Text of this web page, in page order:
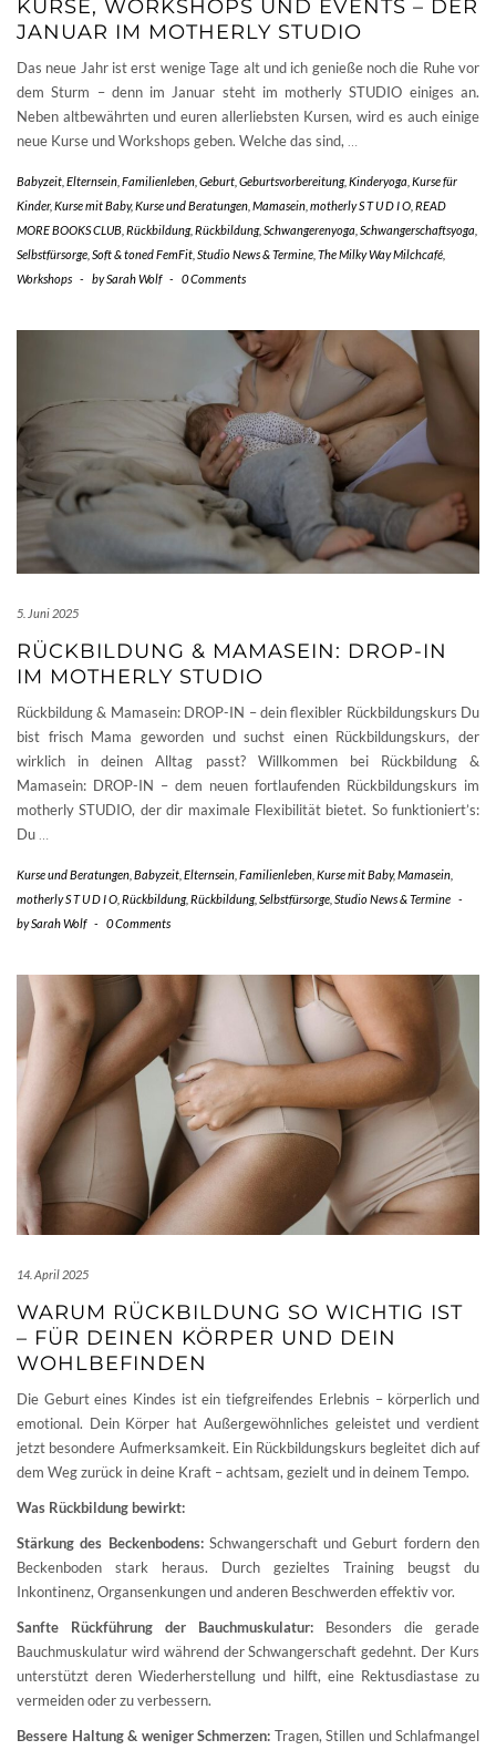
KURSE, WORKSHOPS UND EVENTS – DER
JANUAR IM MOTHERLY STUDIO
Das neue Jahr ist erst wenige Tage alt und ich genieße noch die Ruhe vor
dem Sturm – denn im Januar steht im motherly STUDIO einiges an.
Neben altbewährten und euren allerliebsten Kursen, wird es auch einige
neue Kurse und Workshops geben. Welche das sind,
Babyzeit Elternsein Familienleben Geburt Geburtsvorbereitung, Kinderyoga Kurse für
Kinder, Kurse mit Baby,Kurse und Beratungen Mamasein motherly S T U D I O READ
MORE BOOKS CLUB Rückbildung, Rückbildung, Schwangerenyoga Schwangerschaftsyoga
Selbstfürsorge Soft & toned FemFit Studio News & Termine The Milky Way Milchcafé
Workshops - bySarah Wolf - 0 Comments
5. Juni 2025
RÜCKBILDUNG & MAMASEIN: DROP-IN
IM MOTHERLY STUDIO
Rückbildung & Mamasein: DROP-IN – dein flexibler Rückbildungskurs Du
bist frisch Mama geworden und suchst einen Rückbildungskurs, der
wirklich in deinen Alltag passt? Willkommen bei Rückbildung &
Mamasein: DROP-IN – dem neuen fortlaufenden Rückbildungskurs im
motherly STUDIO, der dir maximale Flexibilität bietet. So funktioniert’s:
Du
Kurse und Beratungen Babyzeit Elternsein Familienleben Kurse mit Baby,Mamasein
motherly S T U D I O Rückbildung, Rückbildung, Selbstfürsorge Studio News & Termine -
bySarah Wolf - 0 Comments
14. April 2025
WARUM RÜCKBILDUNG SO WICHTIG IST
– FÜR DEINEN KÖRPER UND DEIN
WOHLBEFINDEN
Die Geburt eines Kindes ist ein tiefgreifendes Erlebnis – körperlich und
emotional. Dein Körper hat Außergewöhnliches geleistet und verdient
jetzt besondere Aufmerksamkeit. Ein Rückbildungskurs begleitet dich auf
dem Weg zurück in deine Kraft – achtsam, gezielt und in deinem Tempo.
Was Rückbildung bewirkt:
Stärkung des Beckenbodens:Schwangerschaft und Geburt fordern den
Beckenboden stark heraus. Durch gezieltes Training beugst du
Inkontinenz, Organsenkungen und anderen Beschwerden effektiv vor.
Sanfte Rückführung der Bauchmuskulatur: Besonders die gerade
Bauchmuskulatur wird während der Schwangerschaft gedehnt. Der Kurs
unterstützt deren Wiederherstellung und hilft, eine Rektusdiastase zu
vermeiden oder zu verbessern.
Bessere Haltung & weniger Schmerzen: Tragen, Stillen und Schlafmangel